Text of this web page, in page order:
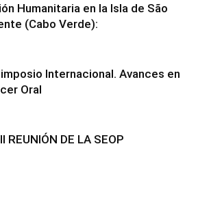
Humanitaria en la Isla de São
(Cabo Verde):
Internacional. Avances en
Oral
REUNIÓN DE LA SEOP